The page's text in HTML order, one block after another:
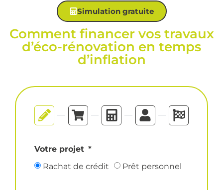
Simulation gratuite
Comment financer vos travaux
d’éco-rénovation en temps
d’inflation
Votre projet
Rachat de crédit
Prêt personnel